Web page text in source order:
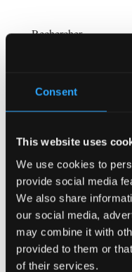
Consent
This website uses
We use cookies to
provide social media
We also share
our social media,
may combine it with
provided to them or
of their services.
Rechercher
Articles récents
pubs animés au
Pourquoi l’acoustique
dans un pub
Comment la
l’interaction avec la
Qu’est-ce qui distingue
performant à Atlanta ?
Comment le Lagos